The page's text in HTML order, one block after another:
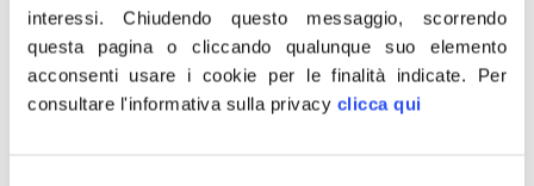
interessi.Chiudendo questo messaggio, scorrendo
questa pagina o cliccando qualunque suo elemento
acconsenti usare i cookie per le finalità indicate. Per
consultare l'informativa sulla privacy clicca qui
L’accesso all’area è consentito previo accredito e nel
rispetto delle norme anti-Covid. I giornalisti, fotografi e
cineoperatori che vorranno seguire l’evento dovranno
inviare la richiesta di accredito entro oggi, giovedì 1